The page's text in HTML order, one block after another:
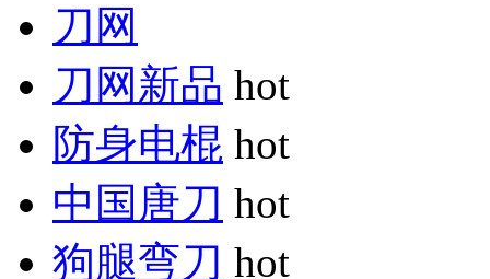
刀网
刀网新品 hot
防身电棍 hot
中国唐刀 hot
狗腿弯刀 hot